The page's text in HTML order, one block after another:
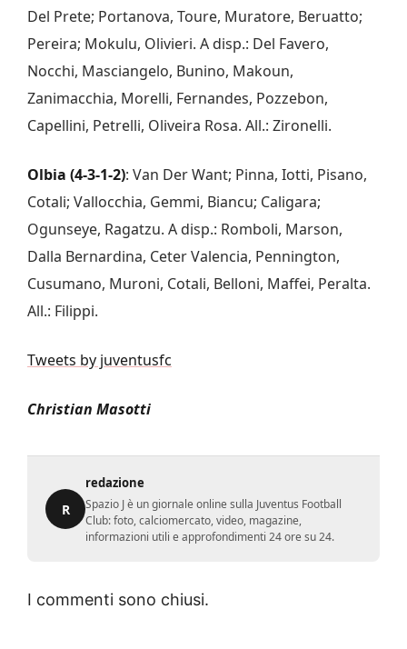
Del Prete; Portanova, Toure, Muratore, Beruatto;
Pereira; Mokulu, Olivieri. A disp.: Del Favero,
Nocchi, Masciangelo, Bunino, Makoun,
Zanimacchia, Morelli, Fernandes, Pozzebon,
Capellini, Petrelli, Oliveira Rosa. All.: Zironelli.
Olbia (4-3-1-2): Van Der Want; Pinna, Iotti, Pisano,
Cotali; Vallocchia, Gemmi, Biancu; Caligara;
Ogunseye, Ragatzu. A disp.: Romboli, Marson,
Dalla Bernardina, Ceter Valencia, Pennington,
Cusumano, Muroni, Cotali, Belloni, Maffei, Peralta.
All.: Filippi.
Tweets by juventusfc
Christian Masotti
R
redazione
Spazio J è un giornale online sulla Juventus Football
Club: foto, calciomercato, video, magazine,
informazioni utili e approfondimenti 24 ore su 24.
I commenti sono chiusi.